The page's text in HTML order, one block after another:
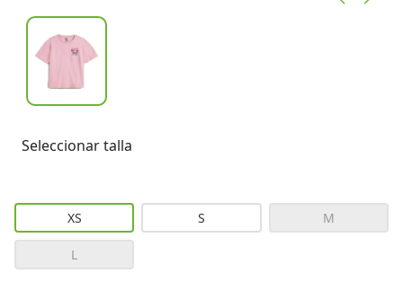
Seleccionar talla
XS S M
L